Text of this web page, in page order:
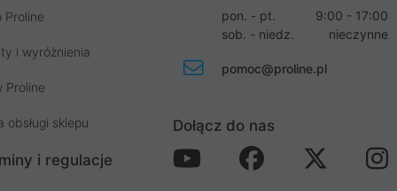
Proline
i wyróżnienia
Proline
obsługi sklepu
i regulacje
pon. - pt.
9:00 - 17:00
sob. - niedz.
nieczynne
pomoc@proline.pl
Dołącz do nas